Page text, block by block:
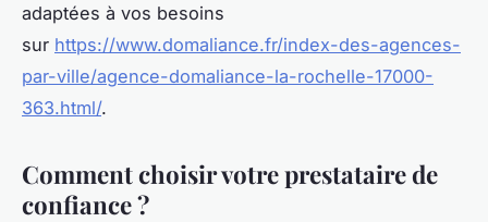
adaptées à vos besoins
sur https://www.domaliance.fr/index-des-agences-
par-ville/agence-domaliance-la-rochelle-17000-
363.html/.
Comment choisir votre prestataire de
confiance ?